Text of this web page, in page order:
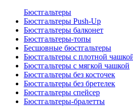
Бюстгальтеры
Бюстгальтеры Push-Up
Бюстгальтеры балконет
Бюстгальтеры-топы
Бесшовные бюстгальтеры
Бюстгальтеры с плотной
Бюстгальтеры с мягкой чашкой
Бюстгальтеры без косточек
Бюстгальтеры без бретелек
Бюстгальтеры спейсер
Бюстгальтеры-бралетты